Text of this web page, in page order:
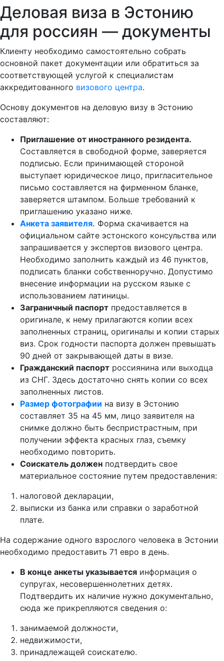
Деловая виза в Эстонию
для россиян — документы
Клиенту необходимо самостоятельно собрать
основной пакет документации или обратиться за
соответствующей услугой к специалистам
аккредитованного визового центра.
Основу документов на деловую визу в Эстонию
составляют:
Приглашение от иностранного резидента.
Составляется в свободной форме, заверяется
подписью. Если принимающей стороной
выступает юридическое лицо, пригласительное
письмо составляется на фирменном бланке,
заверяется штампом. Больше требований к
приглашению указано ниже.
Анкета заявителя. Форма скачивается на
официальном сайте эстонского консульства или
запрашивается у экспертов визового центра.
Необходимо заполнить каждый из 46 пунктов,
подписать бланки собственноручно. Допустимо
внесение информации на русском языке с
использованием латиницы.
Заграничный паспорт предоставляется в
оригинале, к нему прилагаются копии всех
заполненных страниц, оригиналы и копии старых
виз. Срок годности паспорта должен превышать
90 дней от закрывающей даты в визе.
Гражданский паспорт россиянина или выходца
из СНГ. Здесь достаточно снять копии со всех
заполненных листов.
Размер фотографии на визу в Эстонию
составляет 35 на 45 мм, лицо заявителя на
снимке должно быть беспристрастным, при
получении эффекта красных глаз, съемку
необходимо повторить.
Соискатель должен подтвердить свое
материальное состояние путем предоставления:
налоговой декларации,
выписки из банка или справки о заработной
плате.
На содержание одного взрослого человека в Эстонии
необходимо предоставить 71 евро в день.
В конце анкеты указывается информация о
супругах, несовершеннолетних детях.
Подтвердить их наличие нужно документально,
сюда же прикрепляются сведения о:
занимаемой должности,
недвижимости,
принадлежащей соискателю.